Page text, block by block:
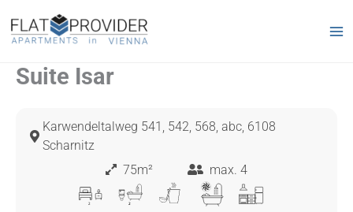
Inhalt
springen
Suite Isar
Karwendeltalweg 541, 542, 568, abc, 6108
Scharnitz
75m²
max. 4